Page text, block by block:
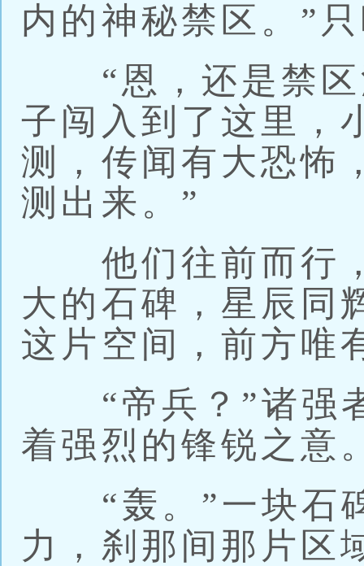
内的神秘禁区。”
“恩，还是禁区
子闯入到了这里，
测，传闻有大恐怖
测出来。”
他们往前而行，
大的石碑，星辰同
这片空间，前方唯
“帝兵？”诸强
着强烈的锋锐之意
“轰。”一块石
力，刹那间那片区